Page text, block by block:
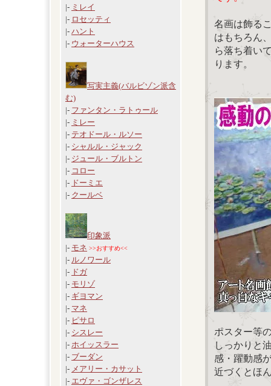
|- ミレイ
|- ロセッティ
|- ハント
|- ウォーターハウス
写実主義(バルビゾン派含
む)
|- ファンタン・ラトゥール
|- ミレー
|- テオドール・ルソー
|- シャルル・ジャック
|- ジュール・ブルトン
|- コロー
|- ドーミエ
|- クールベ
印象派
|- モネ >>おすすめ<<
|- ルノワール
|- ドガ
|- モリゾ
|- ギヨマン
|- マネ
|- ピサロ
|- シスレー
|- ホイッスラー
|- ブーダン
|- メアリー・カサット
|- エヴァ・ゴンザレス
名画は飾る
はもちろん
ら落ち着い
ります。
ポスター等
しっかりと
感・躍動感
近づくとほ